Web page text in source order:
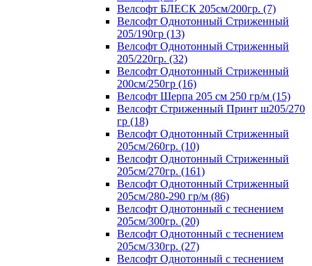
Велсофт БЛЕСК 205см/200гр. (7)
Велсофт Однотонный Стриженный
205/190гр (13)
Велсофт Однотонный Стриженный
205/220гр. (32)
Велсофт Однотонный Стриженный
200см/250гр (16)
Велсофт Шерпа 205 см 250 гр/м (15)
Велсофт Стриженный Принт ш205/270
гр (18)
Велсофт Однотонный Стриженный
205см/260гр. (10)
Велсофт Однотонный Стриженный
205см/270гр. (161)
Велсофт Однотонный Стриженный
205см/280-290 гр/м (86)
Велсофт Однотонный с теснением
205см/300гр. (20)
Велсофт Однотонный с теснением
205см/330гр. (27)
Велсофт Однотонный с теснением